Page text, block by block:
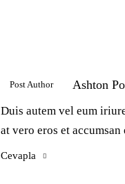
Post Author Ashton
Duis autem vel eum
at vero eros et
Cevapla